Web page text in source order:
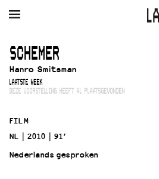
AGENDA FILM
Winkelmandje
Zoek
Openingstijden & contact
Bereikbaarheid
Kaartverkoop
SCHEMER
Hanro Smitsman
LAATSTE WEEK
DEZE VOORSTELLING HEEFT AL PLAATSGEVONDEN
FILM
NL
2010
91’
Nederlands gesproken